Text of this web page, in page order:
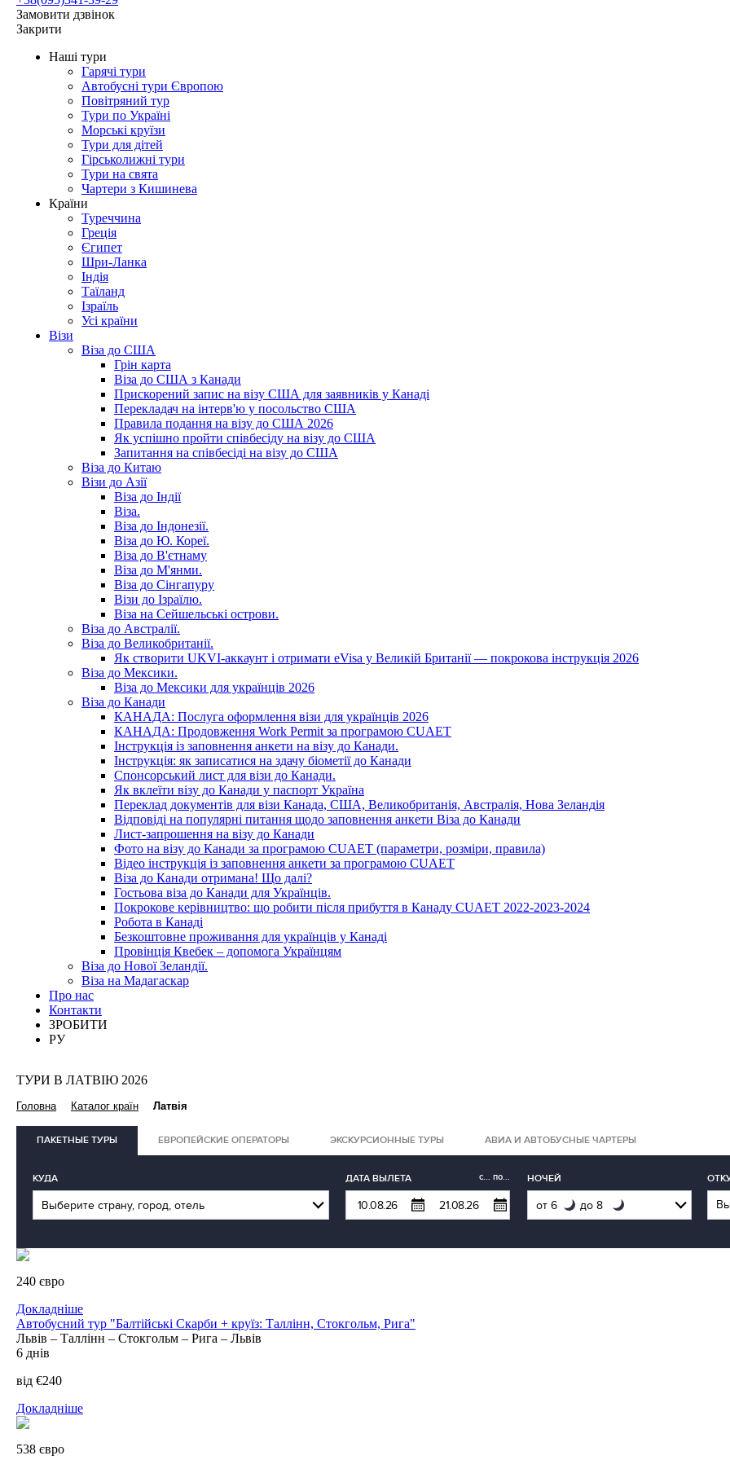
Замовити дзвінок
Закрити
Наші тури
Гарячі тури
Автобусні тури Європою
Повітряний тур
Тури по Україні
Морські круїзи
Тури для дітей
Гірськолижні тури
Тури на свята
Чартери з Кишинева
Країни
Туреччина
Греція
Єгипет
Шри-Ланка
Індія
Таїланд
Ізраїль
Усі країни
Візи
Віза до США
Грін карта
Віза до США з Канади
Прискорений запис на візу США для заявників у Канаді
Перекладач на інтерв'ю у посольство США
Правила подання на візу до США 2026
Як успішно пройти співбесіду на візу до США
Запитання на співбесіді на візу до США
Віза до Китаю
Візи до Азії
Віза до Індії
Віза.
Віза до Індонезії.
Віза до Ю. Кореї.
Віза до В'єтнаму
Віза до М'янми.
Віза до Сінгапуру
Візи до Ізраїлю.
Віза на Сейшельські острови.
Віза до Австралії.
Віза до Великобританії.
Як створити UKVI-аккаунт і отримати eVisa у Великій Британії — покрокова інструкція 2026
Віза до Мексики.
Віза до Мексики для українців 2026
Віза до Канади
КАНАДА: Послуга оформлення візи для українців 2026
КАНАДА: Продовження Work Permit за програмою CUAET
Інструкція із заповнення анкети на візу до Канади.
Інструкція: як записатися на здачу біометії до Канади
Спонсорський лист для візи до Канади.
Як вклеїти візу до Канади у паспорт Україна
Переклад документів для візи Канада, США, Великобританія, Австралія, Нова Зеландія
Відповіді на популярні питання щодо заповнення анкети Віза до Канади
Лист-запрошення на візу до Канади
Фото на візу до Канади за програмою CUAET (параметри, розміри, правила)
Відео інструкція із заповнення анкети за програмою CUAET
Віза до Канади отримана! Що далі?
Гостьова віза до Канади для Українців.
Покрокове керівництво: що робити після прибуття в Канаду CUAET 2022-2023-2024
Робота в Канаді
Безкоштовне проживання для українців у Канаді
Провінція Квебек – допомога Українцям
Віза до Нової Зеландії.
Віза на Мадагаскар
Про нас
Контакти
ЗРОБИТИ
РУ
ТУРИ В ЛАТВІЮ 2026
Головна Каталог країн Латвія
ПАКЕТНЫЕ ТУРЫ ЕВРОПЕЙСКИЕ ОПЕРАТОРЫ ЭКСКУРСИОННЫЕ ТУРЫ АВИА И АВТОБУСНЫЕ ЧАРТЕРЫ
КУДА ДАТА ВЫЛЕТА с... по... НОЧЕЙ
240 євро
Докладніше
Автобусний тур "Балтійські Скарби + круїз: Таллінн, Стокгольм, Рига"
Львів – Таллінн – Стокгольм – Рига – Львів
6 днів
від €240
Докладніше
538 євро